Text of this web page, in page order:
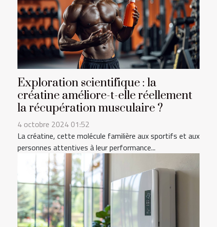
Exploration scientifique : la
créatine améliore-t-elle réellement
la récupération musculaire ?
4 octobre 2024 01:52
La créatine, cette molécule familière aux sportifs et aux
personnes attentives à leur performance...